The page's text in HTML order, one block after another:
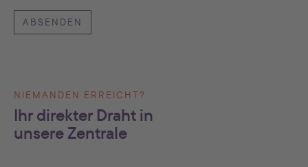
ABSENDEN
NIEMANDEN ERREICHT?
Ihr direkter Draht in
unsere Zentrale